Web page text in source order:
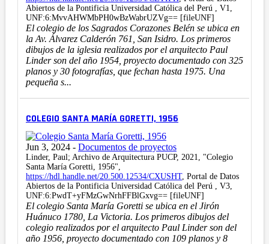
Abiertos de la Pontificia Universidad Católica del Perú , V1,
UNF:6:MvvAHWMbPH0wBzWabrUZVg== [fileUNF]
El colegio de los Sagrados Corazones Belén se ubica en
la Av. Álvarez Calderón 761, San Isidro. Los primeros
dibujos de la iglesia realizados por el arquitecto Paul
Linder son del año 1954, proyecto documentado con 325
planos y 30 fotografías, que fechan hasta 1975. Una
pequeña s...
COLEGIO SANTA MARÍA GORETTI, 1956
Jun 3, 2024 - Documentos de proyectos
Linder, Paul; Archivo de Arquitectura PUCP, 2021, "Colegio
Santa María Goretti, 1956",
https://hdl.handle.net/20.500.12534/CXUSHT, Portal de Datos
Abiertos de la Pontificia Universidad Católica del Perú , V3,
UNF:6:PwdT+yFMzGwNrhFFBlGxvg== [fileUNF]
El colegio Santa María Goretti se ubica en el Jirón
Huánuco 1780, La Victoria. Los primeros dibujos del
colegio realizados por el arquitecto Paul Linder son del
año 1956, proyecto documentado con 109 planos y 8